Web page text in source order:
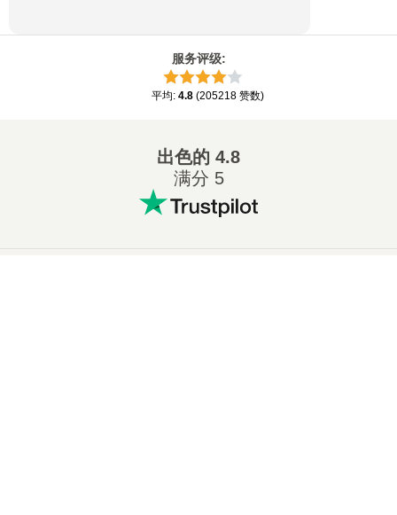
服务评级:
平均: 4.8 (205218 赞数)
出色的 4.8
满分 5